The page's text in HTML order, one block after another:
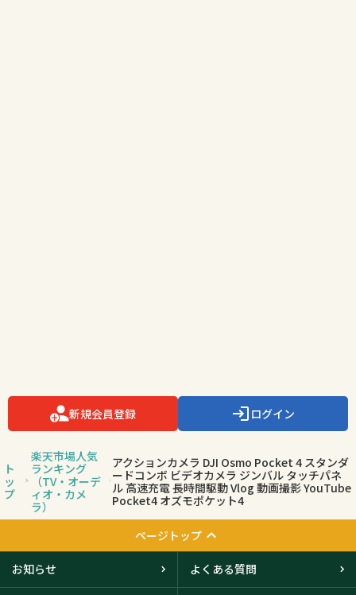
新規会員登録 ログイン
ト
ッ
プ
楽天市場人気
ランキング
（TV・オーデ
ィオ・カメ
ラ）
アクションカメラ DJI Osmo Pocket 4 スタンダ
ードコンボ ビデオカメラ ジンバル タッチパネ
ル 高速充電 長時間駆動 Vlog 動画撮影 YouTube
Pocket4 オズモポケット4
ページトップ
お知らせ よくある質問